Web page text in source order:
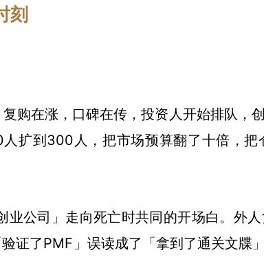
刻
购在涨，口碑在传，投资人开始排队
扩到300人，把市场预算翻了十倍，把
公司」走向死亡时共同的开场白。外
证了PMF」误读成了「拿到了通关文牒